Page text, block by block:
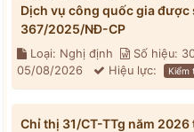
Dịch vụ công quốc gia
367/2025/NĐ-CP
Loại: Nghị định Số hiệu:
05/08/2026
Hiệu lực: Kiểm
Chỉ thị 31/CT-TTg năm